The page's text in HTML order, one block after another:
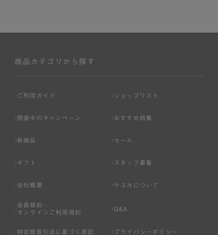
商品カテゴリから探す
ご利用ガイド ショップリスト
開催中のキャンペーン おすすめ特集
新商品 セール
ギフト スタッフ募集
会社概要 ケユカについて
会員規約・
オンラインご利用規約
Q&A
特定商取引法に基づく表記 プライバシーポリシー